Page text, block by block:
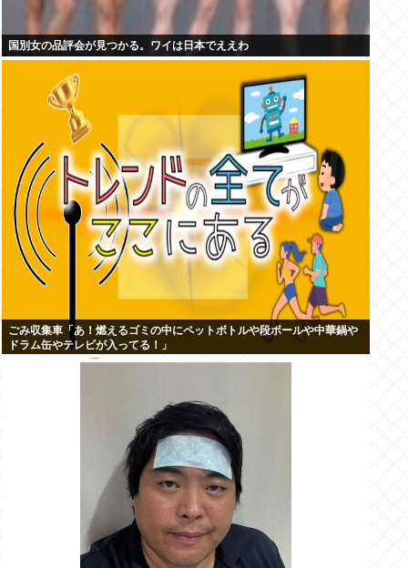
国別女の品評会が見つかる。ワイは日本でええわ
ごみ収集車「あ！燃えるゴミの中にペットボトルや段ボールや中華鍋や
ドラム缶やテレビが入ってる！」